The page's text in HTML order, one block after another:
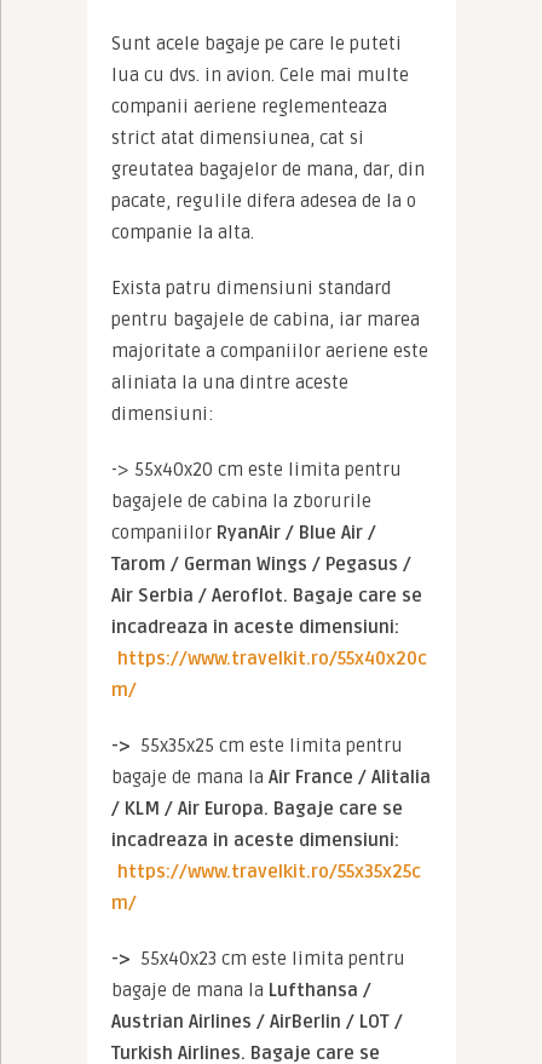
Sunt acele bagaje pe care le puteti
lua cu dvs. in avion. Cele mai multe
companii aeriene reglementeaza
strict atat dimensiunea, cat si
greutatea bagajelor de mana, dar, din
pacate, regulile difera adesea de la o
companie la alta.
Exista patru dimensiuni standard
pentru bagajele de cabina, iar marea
majoritate a companiilor aeriene este
aliniata la una dintre aceste
dimensiuni:
-> 55x40x20 cm este limita pentru
bagajele de cabina la zborurile
companiilor RyanAir / Blue Air /
Tarom / German Wings / Pegasus /
Air Serbia / Aeroflot. Bagaje care se
https://www.travelkit.ro/55x40x20c
m/
-> 55x35x25 cm este limita pentru
bagaje de mana la Air France / Alitalia
/ KLM / Air Europa. Bagaje care se
https://www.travelkit.ro/55x35x25c
m/
-> 55x40x23 cm este limita pentru
bagaje de mana la Lufthansa /
Austrian Airlines / AirBerlin / LOT /
Turkish Airlines. Bagaje care se